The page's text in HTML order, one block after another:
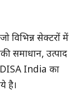
विभिन्न सेक्टरों में
समाधान, उत्पाद
DISA India का
है।